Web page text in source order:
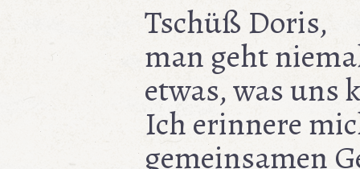
Tschüß Doris,
man geht
etwas, was uns
Ich erinnere
gemeinsamen